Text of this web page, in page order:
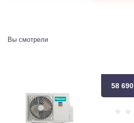
Вы смотрели
58 690